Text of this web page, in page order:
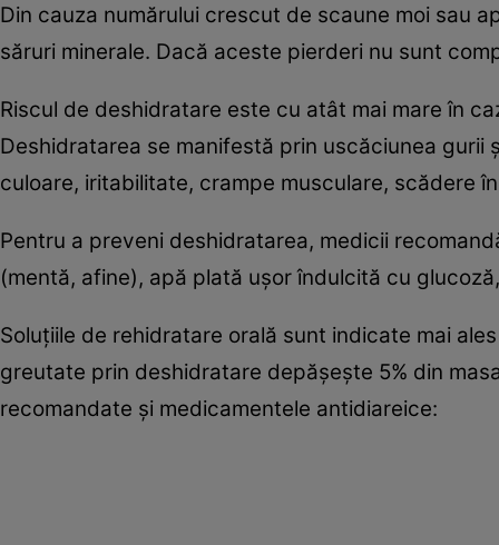
Din cauza numărului crescut de scaune moi sau
săruri minerale. Dacă aceste pierderi nu sunt
Riscul de deshidratare este cu atât mai mare în
Deshidratarea se manifestă prin uscăciunea
culoare, iritabilitate, crampe musculare, scădere
Pentru a preveni deshidratarea, medicii
(mentă, afine), apă plată uşor îndulcită cu
Soluţiile de rehidratare orală sunt indicate mai
greutate prin deshidratare depăşeşte 5% din
recomandate şi medicamentele antidiareice: